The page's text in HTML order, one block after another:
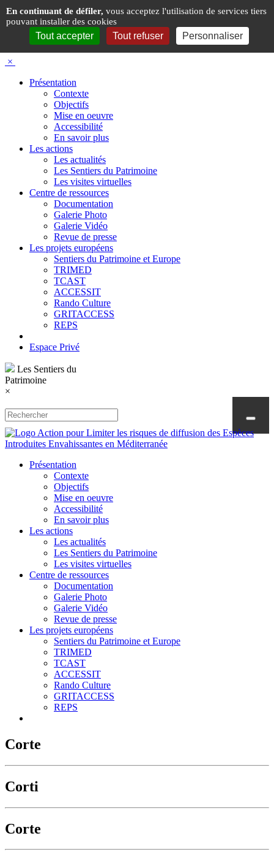
×
Présentation
Contexte
Objectifs
Mise en oeuvre
Accessibilité
En savoir plus
Les actions
Les actualités
Les Sentiers du Patrimoine
Les visites virtuelles
Centre de ressources
Documentation
Galerie Photo
Galerie Vidéo
Revue de presse
Les projets européens
Sentiers du Patrimoine et Europe
TRIMED
TCAST
ACCESSIT
Rando Culture
GRITACCESS
REPS
Espace Privé
Les Sentiers du
Patrimoine
×
Présentation
Contexte
Objectifs
Mise en oeuvre
Accessibilité
En savoir plus
Les actions
Les actualités
Les Sentiers du Patrimoine
Les visites virtuelles
Centre de ressources
Documentation
Galerie Photo
Galerie Vidéo
Revue de presse
Les projets européens
Sentiers du Patrimoine et Europe
TRIMED
TCAST
ACCESSIT
Rando Culture
GRITACCESS
REPS
Corte
Corti
Corte
Panneau de gestion des cookies
En continuant de défiler, vous acceptez l'utilisation de services tiers
pouvant installer des cookies
Tout accepter Tout refuser Personnaliser